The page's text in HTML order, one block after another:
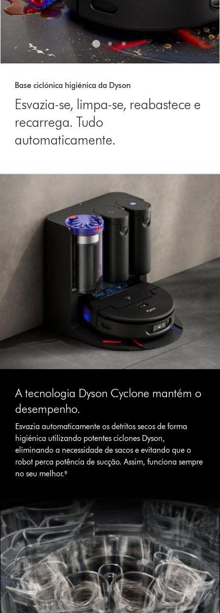
Base ciclónica higiénica da Dyson
Esvazia-se, limpa-se, reabastece e
recarrega. Tudo
automaticamente.
A tecnologia Dyson Cyclone mantém o
desempenho.
Esvazia automaticamente os detritos secos de forma
higiénica utilizando potentes ciclones Dyson,
eliminando a necessidade de sacos e evitando que o
robot perca potência de sucção. Assim, funciona sempre
no seu melhor.⁹